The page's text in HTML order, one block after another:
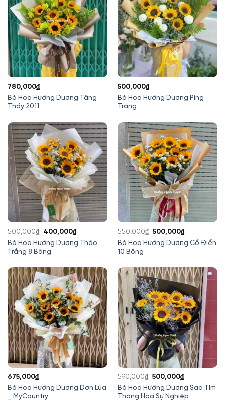
Bó Hoa Hướng Dương Tặng
Thầy 2011
780,000₫
Bó Hoa Hướng Dương Ping
Trắng
500,000₫
Bó Hoa Hướng Dương Thảo
Trắng 8 Bông
500,000₫
Giá
gốc
là:
400,000₫Giá
hiện
400,000₫.
Bó Hoa Hướng Dương Cổ Điển
10 Bông
550,000₫ Giá
gốc
500,000₫Giá
hiện
500,000₫.
Bó Hoa Hướng Dương Dơn Lúa
_ MyCountry
675,000₫
Bó Hoa Hướng Dương Sao Tím
Thăng Hoa Sự Nghiệp
590,000₫ Giá
gốc
là:
500,000₫Giá
hiện
tại